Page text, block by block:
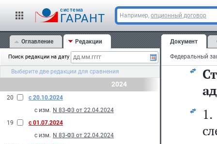
cистема
ГАРАНТ Например, опционный договор
Оглавление Редакции
Поиск редакции на дату
Выберите две редакции для сравнения
2024
20
с 20.10.2024
с изм. N 83-Ф3 от 22.04.2024
19
с 01.07.2024
с изм. N 83-Ф3 от 22.04.2024
Документ
о